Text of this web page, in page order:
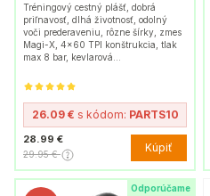
Tréningový cestný plášť, dobrá
priľnavosť, dlhá životnosť, odolný
voči prederaveniu, rôzne šírky, zmes
Magi-X, 4x60 TPI konštrukcia, tlak
max 8 bar, kevlarová…
26.09 € s kódom: PARTS10
28.99 €
29.95 € Kúpiť
Odporúčame